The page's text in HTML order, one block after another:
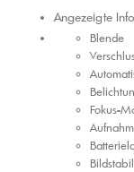
Angezeigte
Blende
Fokus-